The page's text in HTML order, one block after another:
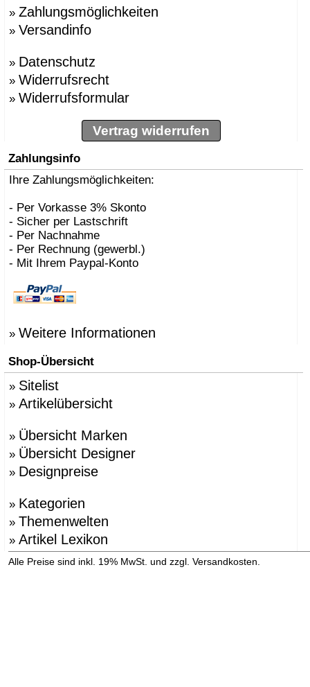
» Zahlungsmöglichkeiten
» Versandinfo
» Datenschutz
» Widerrufsrecht
» Widerrufsformular
Vertrag widerrufen
Zahlungsinfo
Ihre Zahlungsmöglichkeiten:
- Per Vorkasse 3% Skonto
- Sicher per Lastschrift
- Per Nachnahme
- Per Rechnung (gewerbl.)
- Mit Ihrem Paypal-Konto
» Weitere Informationen
Shop-Übersicht
» Sitelist
» Artikelübersicht
» Übersicht Marken
» Übersicht Designer
» Designpreise
» Kategorien
» Themenwelten
» Artikel Lexikon
Alle Preise sind inkl. 19% MwSt. und zzgl. Versandkosten.